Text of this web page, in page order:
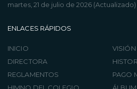
martes, 21 de julio de 2026 (Actualizado)
ENLACES RÁPIDOS
INICIO
VISIÓN
DIRECTORA
REGLAMENTOS
PAGO